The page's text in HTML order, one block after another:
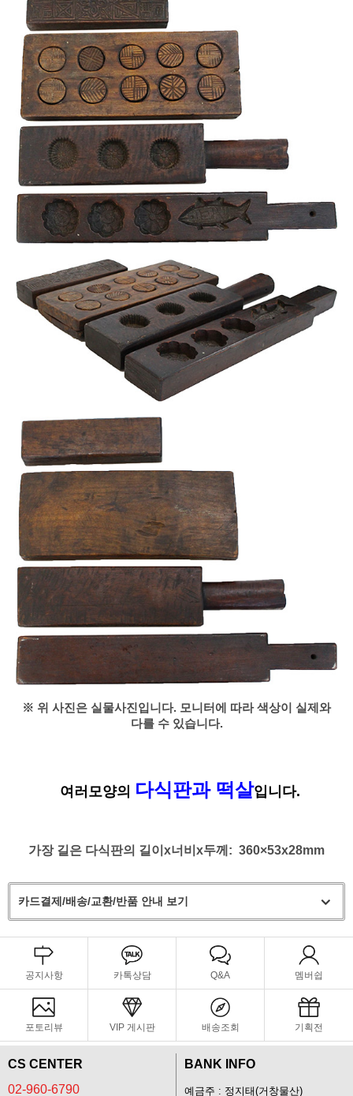
※ 위 사진은 실물사진입니다. 모니터에 따라 색상이 실제와
다를 수 있습니다.
여러모양의 다식판과 떡살입니다.
가장 길은 다식판의 길이 x너비 x두께 : 360×53x28mm
카드결제/배송/교환/반품 안내 보기
공지사항 카톡상담 Q&A 멤버쉽
포토리뷰 VIP 게시판 배송조회 기획전
CS CENTER
02-960-6790
BANK INFO
예금주 : 정지태(거창물산)